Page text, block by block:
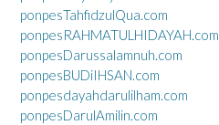
ponpesTahfidzulQua.com
ponpesRAHMATULHIDAYAH.com
ponpesDarussalamnuh.com
ponpesBUDiIHSAN.com
ponpesdayahdarulilham.com
ponpesDarulAmilin.com